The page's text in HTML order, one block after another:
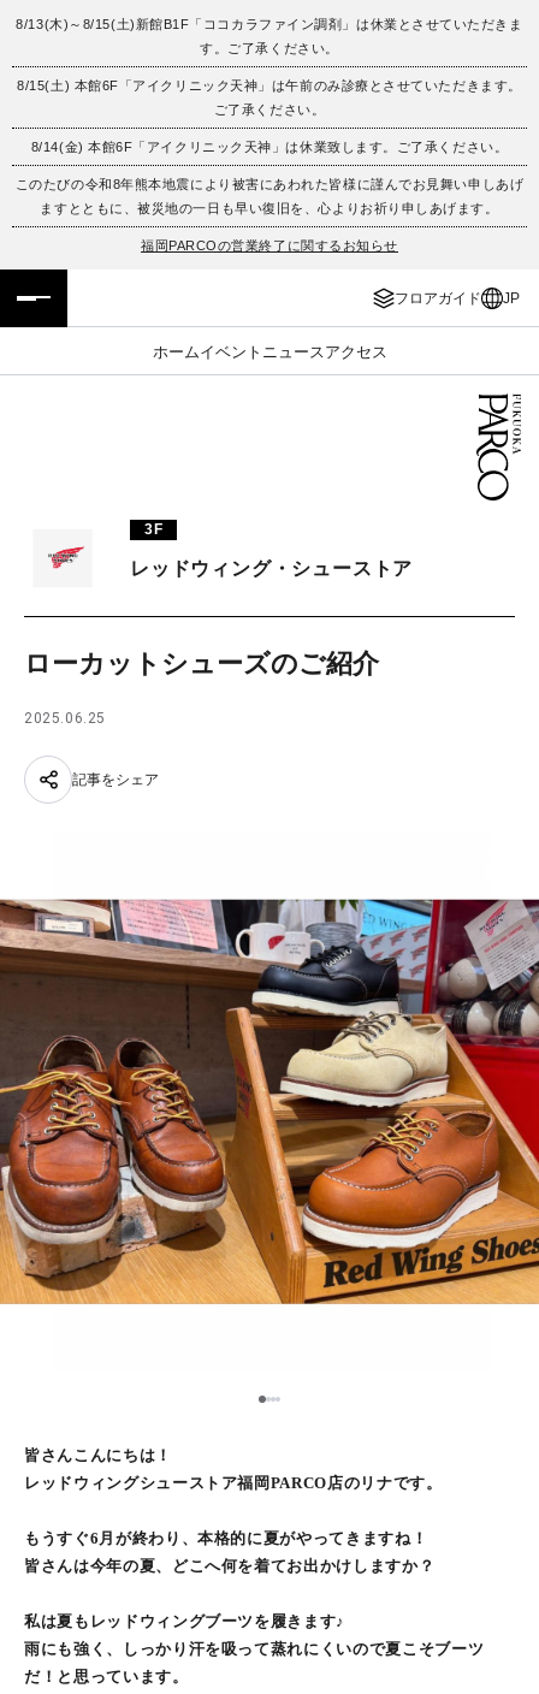
8/13(木)～8/15(土)新館B1F「ココカラファイン調剤」は休業とさせていただきま
す。ご了承ください。
8/15(土) 本館6F「アイクリニック天神」は午前のみ診療とさせていただきます。
ご了承ください。
8/14(金) 本館6F「アイクリニック天神」は休業致します。ご了承ください。
このたびの令和8年熊本地震により被害にあわれた皆様に謹んでお見舞い申しあげ
ますとともに、被災地の一日も早い復旧を、心よりお祈り申しあげます。
福岡PARCOの営業終了に関するお知らせ
フロアガイド JP
ホームイベント ニュース アクセス
フロアガイド
施設案内・アクセス
イベント・ポップアップ
レストラン・カフェ
ENGLISH
繁体字
簡体字
ภาษาไทย
3F
レッドウィング・シューストア
ローカットシューズのご紹介
2025.06.25
記事をシェア
123
皆さんこんにちは！
レッドウィングシューストア福岡PARCO店のリナです。
もうすぐ6月が終わり、本格的に夏がやってきますね！
皆さんは今年の夏、どこへ何を着てお出かけしますか？
私は夏もレッドウィングブーツを履きます♪
雨にも強く、しっかり汗を吸って蒸れにくいので夏こそブーツ
だ！と思っています。